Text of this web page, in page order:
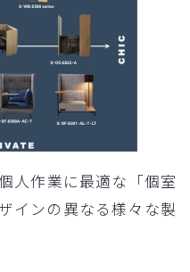
人作業に最適な「個室
インの異なる様々な製